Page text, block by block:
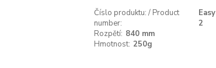
Číslo produktu: / Product
number:
Easy
2
Rozpětí: 840 mm
Hmotnost: 250g